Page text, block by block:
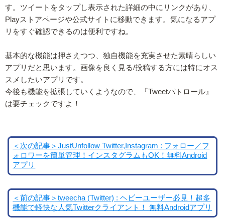
す。ツイートをタップし表示された詳細の中にリンクがあり、
Playストアページや公式サイトに移動できます。気になるアプ
リをすぐ確認できるのは便利ですね。
基本的な機能は押さえつつ、独自機能を充実させた素晴らしい
アプリだと思います。画像を良く見る/投稿する方には特にオス
スメしたいアプリです。
今後も機能を拡張していくようなので、『Tweetパトロール』
は要チェックですよ！
＜次の記事＞JustUnfollow Twitter,Instagram : フォロー／フ
ォロワーを簡単管理！インスタグラムもOK！無料Android
アプリ
＜前の記事＞tweecha (Twitter) : ヘビーユーザー必見！超多
機能で軽快な人気Twitterクライアント！ 無料Androidアプリ